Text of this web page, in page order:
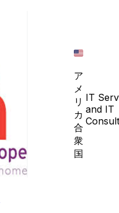
ア
メ
リ
カ
合
衆
国
IT
and IT